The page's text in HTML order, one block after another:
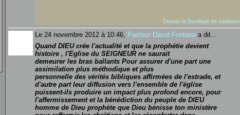
Depuis la Boutique de cadeaux
Le 24 novembre 2012 à 10:46, Pasteur David Fontana a dit...
Quand DIEU crée l'actualité et que la prophétie devient
histoire , l'Eglise du SEIGNEUR ne saurait
demeurer les bras ballants Pour assurer d'une part une
assimilation plus méthodique et plus
personnelle des vérités bibliques affirmées de l'estrade, et
d'autre part leur diffusion vers l'ensemble de l'église
puissent-ils produire un impact plus profond encore, pour
l'affermissement et la bénédiction du peuple de DIEU
homme de Dieu prophète que Dieu bénisse ton ministère